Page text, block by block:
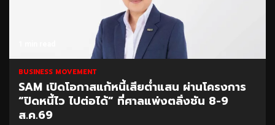
BUSINESS MOVEMENT
SAM เปิดโอกาสแก้หนี้เสียต่ำแสน ผ่านโครงการ
“ปิดหนี้ไว ไปต่อได้” ที่ศาลแพ่งตลิ่งชัน 8-9
ส.ค.69